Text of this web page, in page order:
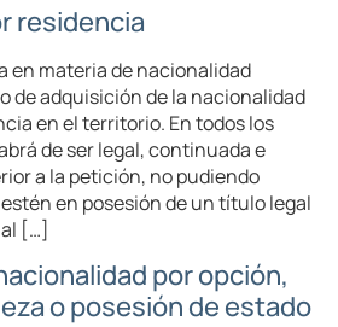
residencia
en materia de nacionalidad
de adquisición de la nacionalidad
en el territorio. En todos los
de ser legal, continuada e
a la petición, no pudiendo
en posesión de un título legal
[…]
por opción,
o posesión de estado